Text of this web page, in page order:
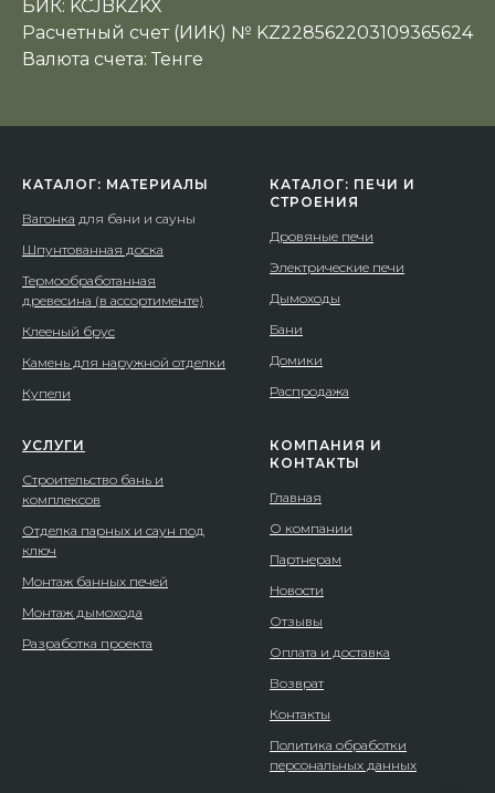
БИК: KCJBKZKX
Расчетный счет (ИИК) № KZ228562203109365624
Валюта счета: Тенге
КАТАЛОГ: МАТЕРИАЛЫ
Вагонка для бани и сауны
Шпунтованная доска
Термообработанная
древесина (в ассортименте)
Клееный брус
Камень для наружной отделки
Купели
КАТАЛОГ: ПЕЧИ И
СТРОЕНИЯ
Дровяные печи
Электрические печи
Дымоходы
Бани
Домики
Распродажа
УСЛУГИ
Строительство бань и
комплексов
Отделка парных и саун под
ключ
Монтаж банных печей
Монтаж дымохода
Разработка проекта
КОМПАНИЯ И
КОНТАКТЫ
Главная
О компании
Партнерам
Новости
Отзывы
Оплата и доставка
Возврат
Контакты
Политика обработки
персональных данных